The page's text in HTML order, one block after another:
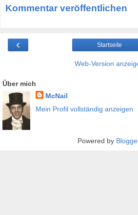
Kommentar veröffentlichen
‹ Startseite
Web-Version
Über mich
McNail
Mein Profil vollständig anzeigen
Powered by